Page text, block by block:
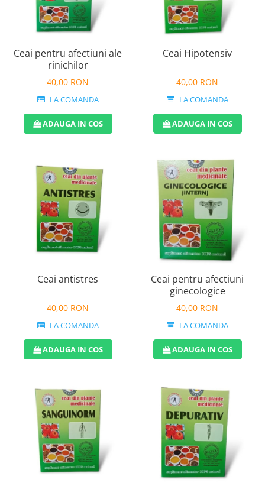
Ceai pentru afectiuni ale
rinichilor
40,00 RON
LA COMANDA
ADAUGA IN COS
Ceai Hipotensiv
40,00 RON
LA COMANDA
ADAUGA IN COS
Ceai antistres
40,00 RON
LA COMANDA
ADAUGA IN COS
Ceai pentru afectiuni
ginecologice
40,00 RON
LA COMANDA
ADAUGA IN COS